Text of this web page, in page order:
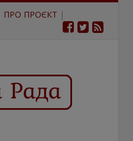
ПРО ПРОЄКТ |